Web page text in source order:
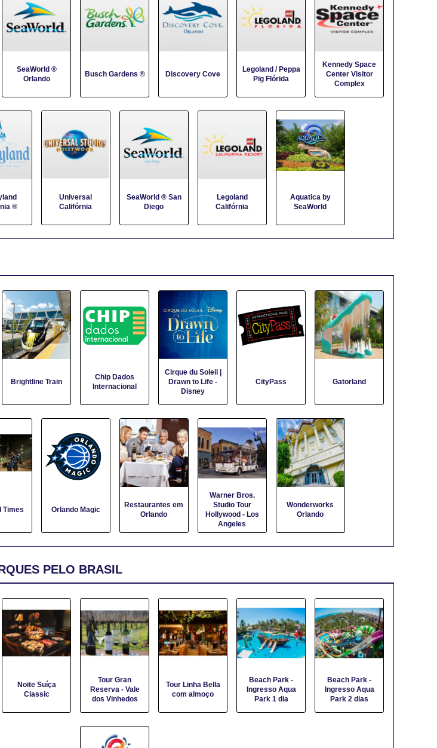
SeaWorld ®
Orlando
Busch Gardens ® Discovery Cove
Legoland / Peppa
Pig Flórida
Kennedy Space
Center Visitor
Complex
®
Universal
Califórnia
SeaWorld ® San
Diego
Legoland
Califórnia
Aquatica by
SeaWorld
Brightline Train
Chip Dados
Internacional
Cirque du Soleil |
Drawn to Life -
Disney
CityPass Gatorland
Times Orlando Magic
Restaurantes em
Orlando
Warner Bros.
Studio Tour
Hollywood - Los
Angeles
Wonderworks
Orlando
PELO BRASIL
Noite Suíça
Classic
Tour Gran
Reserva - Vale
dos Vinhedos
Tour Linha Bella
com almoço
Beach Park -
Ingresso Aqua
Park 1 dia
Beach Park -
Ingresso Aqua
Park 2 dias